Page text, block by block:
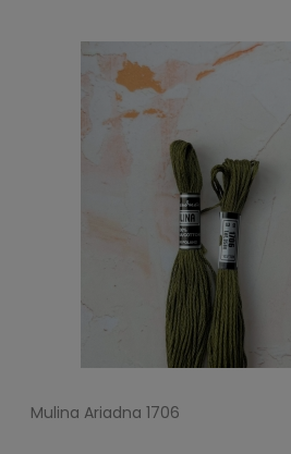
Mulina Ariadna 1706